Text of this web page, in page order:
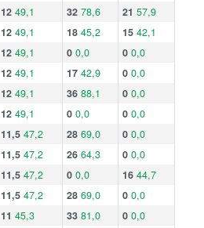
12 49,1 32 78,6 21 57,9
12 49,1 18 45,2 15 42,1
12 49,1 0 0,0 0 0,0
12 49,1 17 42,9 0 0,0
12 49,1 36 88,1 0 0,0
12 49,1 0 0,0 0 0,0
11,5 47,2 28 69,0 0 0,0
11,5 47,2 26 64,3 0 0,0
11,5 47,2 0 0,0 16 44,7
11,5 47,2 28 69,0 0 0,0
11 45,3 33 81,0 0 0,0